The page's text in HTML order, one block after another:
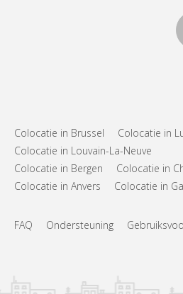
Colocatie in Brussel Colocatie in
Colocatie in Louvain-La-Neuve
Colocatie in Bergen
Colocatie in
Colocatie in Anvers
Colocatie in
FAQ Ondersteuning